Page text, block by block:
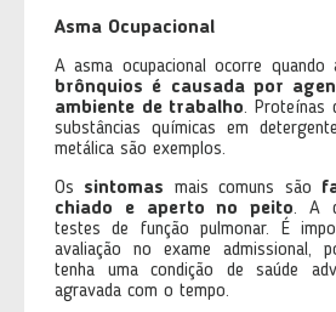
Asma Ocupacional
A asma ocupacional ocorre quando
brônquios é causada por
ambiente de trabalho. Proteínas
substâncias químicas em
metálica são exemplos.
Os sintomas mais comuns são
chiado e aperto no peito. A
testes de função pulmonar. É
avaliação no exame admissional,
tenha uma condição de saúde
agravada com o tempo.